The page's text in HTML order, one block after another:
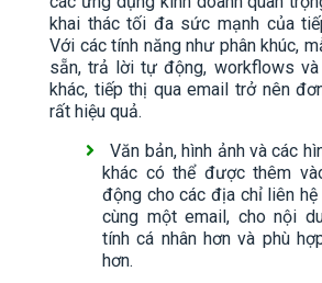
khai thác tối đa sức mạnh của
Với các tính năng như phân khúc,
sẵn, trả lời tự động, workflows và
khác, tiếp thị qua email trở nên
rất hiệu quả.
Văn bản, hình ảnh và các
khác có thể được thêm
động cho các địa chỉ liên hệ
cùng một email, cho nội
tính cá nhân hơn và phù
hơn.